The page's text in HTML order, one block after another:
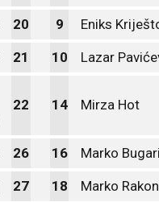
20 9 Eniks
21 10 Lazar
22 14 Mirza Hot
26 16 Marko
27 18 Marko